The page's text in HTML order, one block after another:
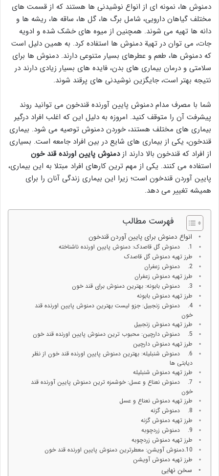
دمنوش ها، نمونه ای از انواع نوشیدنی ها هستند که از قسمت های
مختلف گیاهان دارویی، شامل برگ ها، گل ها، ساقه ها، ریشه ها و
دانه ها تهیه می شوند. همچنین از میوه های خشک شده و ادویه
جات، می توان در تهیة دمنوش ها استفاده کرد. به همین دلیل است
که دمنوش ها، طعم و عطرهای بسیار متنوعی دارند. دمنوش ها برای
سلامتی و درمان بیماری های بدن، فایده های بسیار زیادی دارند در
نتیجه بهتر است، جایگزین نوشیدنی های پرقند شوند.
شما با مصرف مدام دمنوش پایین آورنده قندخون می توانید روند
پیشرفت آن را متوقف کنید. امروزه به دلیل این که اغلب افراد درگیر
بیماری های مختلف هستند، خوردن دمنوش توصیه می شود. بیماری
قندخون، یکی از بیماری های شایع در بین افراد جامعه است. بسیاری
از افراد که قندخون بالا دارند ازدمنوش پایین اورنده قند خون
استفاده می کنند. یکی از مهم ترین کارهای افراد مبتلا به این بیماری،
پایین آوردن قندخون است؛ زیرا این بیماری زندگی آنان را برای
همیشه تغییر می دهد.
فهرست مطالب
انواع دمنوش برای پایین آوردن قندخون
1. دمنوش گل قاصدک: دمنوش پایین اورنده ناشناخته
طرز تهیه دمنوش گل قاصدک
2. دمنوش زعفران
طرز تهیه دمنوش زعفران
3. دمنوش بابونه: بهترین دمنوش برای قند خون
طرز تهیه دمنوش بابونه
4. دمنوش زنجبیل: جزو لیست بهترین دمنوش پایین اورنده قند
خون
طرز تهیه دمنوش زنجبیل
5. دمنوش دارچین: محبوب‌ ترین دمنوش پایین اورنده قند خون
طرز تهیه دمنوش دارچین
6. دمنوش شنبلیله: بهترین دمنوش پایین اورنده قند خون از نظر
دیابتی ها
طرز تهیه دمنوش شنبلیله
7. دمنوش نعناع و عسل: خوشمزه ترین دمنوش پایین آورنده قند
خون
طرز تهیه دمنوش نعناع و عسل
8. دمنوش گزنه
طرز تهیه دمنوش گزنه
9. دمنوش زردچوبه
طرز تهیه دمنوش زردچوبه
10.دمنوش آویشن: معطرترین دمنوش پایین اورنده قند خون
طرز تهیه دمنوش آویشن
سخن نهایی